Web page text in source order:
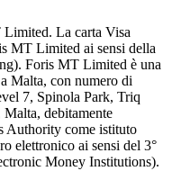
La carta Visa
MT Limited ai sensi della
Foris MT Limited è una
Malta, con numero di
7, Spinola Park, Triq
debitamente
Authority come istituto
elettronico ai sensi del 3°
Money Institutions).